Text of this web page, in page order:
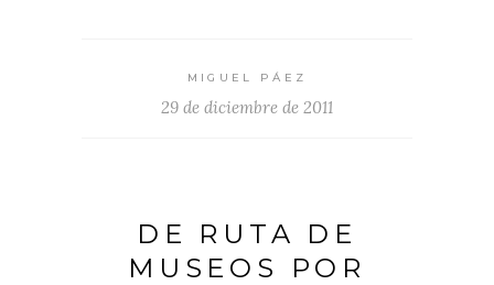
MIGUEL PÁEZ
29 de diciembre de 2011
DE RUTA DE
MUSEOS POR